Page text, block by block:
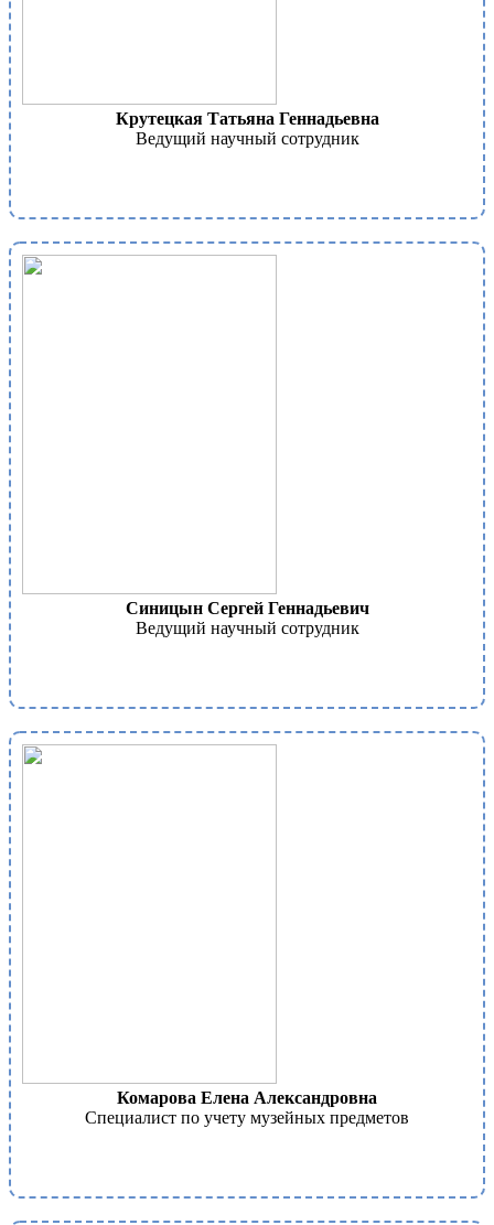
Крутецкая Татьяна Геннадьевна
Ведущий научный сотрудник
Синицын Сергей Геннадьевич
Ведущий научный сотрудник
Комарова Елена Александровна
Специалист по учету музейных предметов